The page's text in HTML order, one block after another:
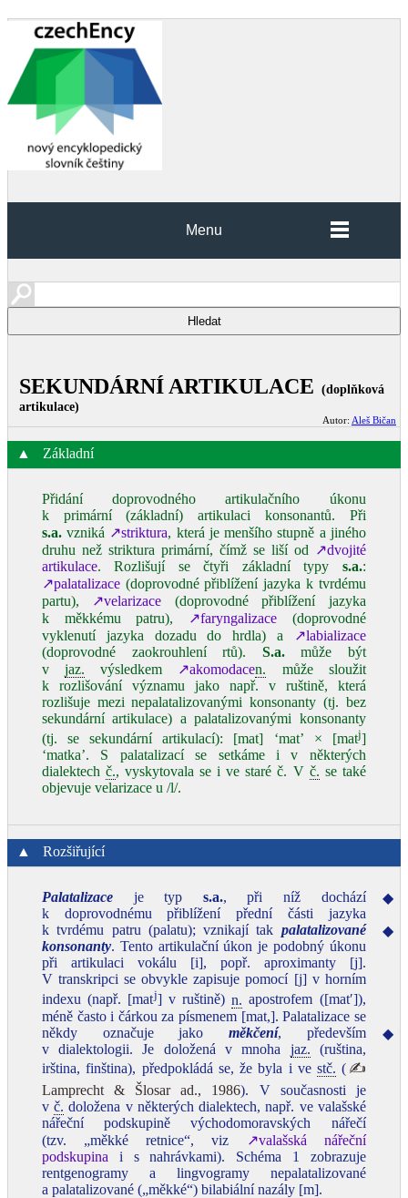
Menu
SEKUNDÁRNÍ ARTIKULACE (doplňková
artikulace)
Autor: Aleš Bičan
▲ Základní
Přidání doprovodného artikulačního úkonu
k primární (základní) artikulaci konsonantů. Při
s.a. vzniká ↗striktura, která je menšího stupně a jiného
druhu než striktura primární, čímž se liší od ↗dvojité
artikulace. Rozlišují se čtyři základní typy s.a.:
↗palatalizace (doprovodné přiblížení jazyka k tvrdému
partu), ↗velarizace (doprovodné přiblížení jazyka
k měkkému patru),
↗faryngalizace (doprovodné
vyklenutí jazyka dozadu do hrdla) a
↗labializace
(doprovodné zaokrouhlení rtů). S.a.může být
vjaz. výsledkem ↗akomodacen. může sloužit
k rozlišování významu jako např. v ruštině, která
rozlišuje mezi nepalatalizovanými konsonanty (tj. bez
sekundární artikulace) a palatalizovanými konsonanty
(tj. se sekundární artikulací): [mat] ‘mat’ × [matj]
‘matka’. S palatalizací se setkáme i v některých
dialektechč., vyskytovala se i ve staré č. V č. se také
objevuje velarizace u /l/.
▲ Rozšiřující
Palatalizace je typ s.a., při níž dochází
k doprovodnému přiblížení přední části jazyka
k tvrdému patru (palatu); vznikají tak palatalizované
konsonanty. Tento artikulační úkon je podobný úkonu
při artikulaci vokálu [i], popř. aproximanty [j].
V transkripci se obvykle zapisuje pomocí [j] v horním
indexu (např. [matj] v ruštině)n. apostrofem ([matʹ]),
méně často i čárkou za písmenem [mat,]. Palatalizace se
někdy označuje jakoměkčení, především
v dialektologii. Je doložená v mnoha jaz. (ruština,
irština, finština), předpokládá se, že byla i vestč. ( ✍
Lamprecht & Šlosar ad., 1986). V současnosti je
vč. doložena v některých dialektech, např. ve valašské
nářeční podskupině východomoravských nářečí
(tzv. „měkké retnice“, viz
↗valašská nářeční
podskupina i s nahrávkami). Schéma 1 zobrazuje
rentgenogramy a lingvogramy nepalatalizované
a palatalizované („měkké“) bilabiální nazály [m].
◆
◆
◆